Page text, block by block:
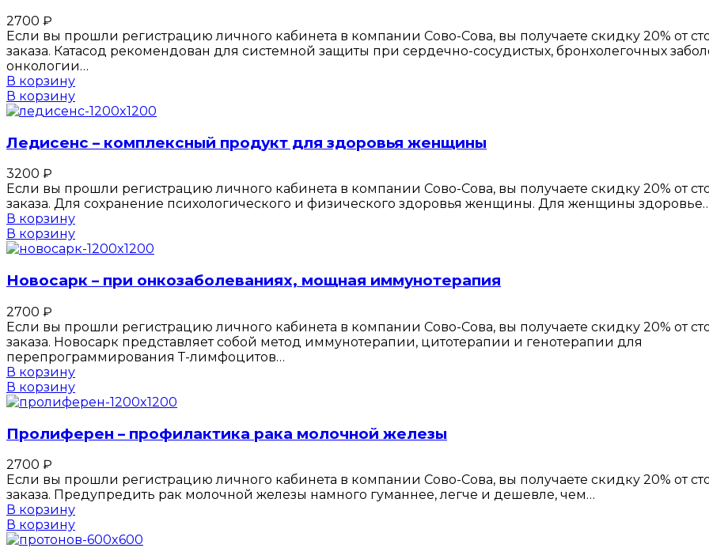
2700 ₽
Если вы прошли регистрацию личного кабинета в компании Сово-Сова, вы получаете скидку 20% от
заказа. Катасод рекомендован для системной защиты при сердечно-сосудистых, бронхолегочных
онкологии…
В корзину
В корзину
Ледисенс – комплексный продукт для здоровья женщины
3200 ₽
Если вы прошли регистрацию личного кабинета в компании Сово-Сова, вы получаете скидку 20% от
заказа. Для сохранение психологического и физического здоровья женщины. Для женщины
В корзину
В корзину
Новосарк – при онкозаболеваниях, мощная иммунотерапия
2700 ₽
Если вы прошли регистрацию личного кабинета в компании Сово-Сова, вы получаете скидку 20% от
заказа. Новосарк представляет собой метод иммунотерапии, цитотерапии и генотерапии для
перепрограммирования Т-лимфоцитов…
В корзину
В корзину
Пролиферен – профилактика рака молочной железы
2700 ₽
Если вы прошли регистрацию личного кабинета в компании Сово-Сова, вы получаете скидку 20% от
заказа. Предупредить рак молочной железы намного гуманнее, легче и дешевле, чем…
В корзину
В корзину